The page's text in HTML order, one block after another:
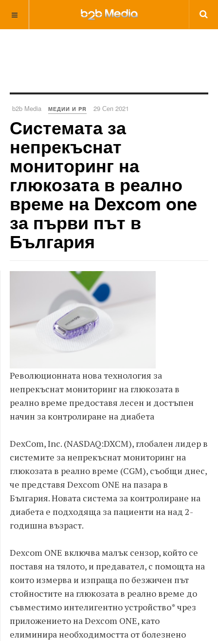
b2b Media МЕДИИ И PR 29 Сеп 2021
Системата за
непрекъснат
мониторинг на
глюкозата в реално
време на Dexcom one
за първи път в
България
Революционната нова технология за
непрекъснат мониторинг на глюкозата в
реално време предоставя лесен и достъпен
начин за контролиране на диабета
DexCom, Inc. (NASDAQ:DXCM), глобален лидер в
системите за непрекъснат мониторинг на
глюкозата в реално време (CGM), съобщи днес,
че представя Dexcom ONE на пазара в
България. Новата система за контролиране на
диабета е подходяща за пациенти на над 2-
годишна възраст.
Dexcom ONE включва малък сензор, който се
поставя на тялото, и предавател, с помощта на
които измерва и изпраща по безжичен път
стойностите на глюкозата в реално време до
съвместимо интелигентно устройство* чрез
приложението на Dexcom ONE, като
елиминира необходимостта от болезнено